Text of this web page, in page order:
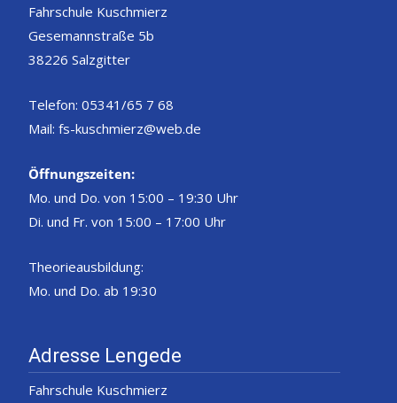
Fahrschule Kuschmierz
Gesemannstraße 5b
38226 Salzgitter
Telefon: 05341/65 7 68
Mail: fs-kuschmierz@web.de
Öffnungszeiten:
Mo. und Do. von 15:00 – 19:30 Uhr
Di. und Fr. von 15:00 – 17:00 Uhr
Theorieausbildung:
Mo. und Do. ab 19:30
Adresse Lengede
Fahrschule Kuschmierz